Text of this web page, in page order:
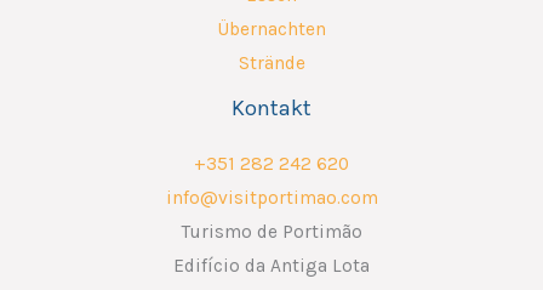
Übernachten
Strände
Kontakt
+351 282 242 620
info@visitportimao.com
Turismo de Portimão
Edifício da Antiga Lota